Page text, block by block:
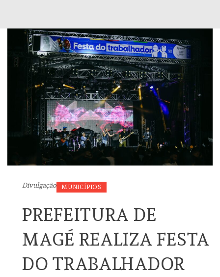
Divulgação MUNICÍPIOS
PREFEITURA DE
MAGÉ REALIZA FESTA
DO TRABALHADOR